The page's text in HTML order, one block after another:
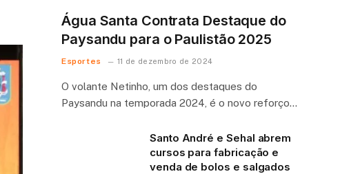
Água Santa Contrata Destaque do
Paysandu para o Paulistão 2025
Esportes 11 de dezembro de 2024
O volante Netinho, um dos destaques do
Paysandu na temporada 2024, é o novo reforço…
Santo André e Sehal abrem
cursos para fabricação e
venda de bolos e salgados